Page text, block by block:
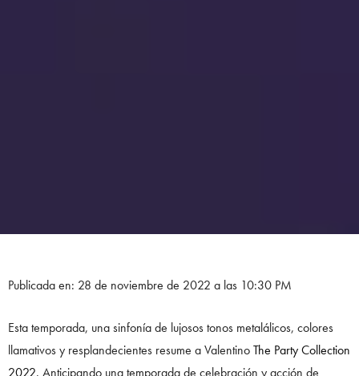
Publicada en: 28 de noviembre de 2022 a las 10:30 PM
Esta temporada, una sinfonía de lujosos tonos metalálicos, colores
llamativos y resplandecientes resume a ValentinoThe Party Collection
2022. Anticipando una temporada de celebración y acción de